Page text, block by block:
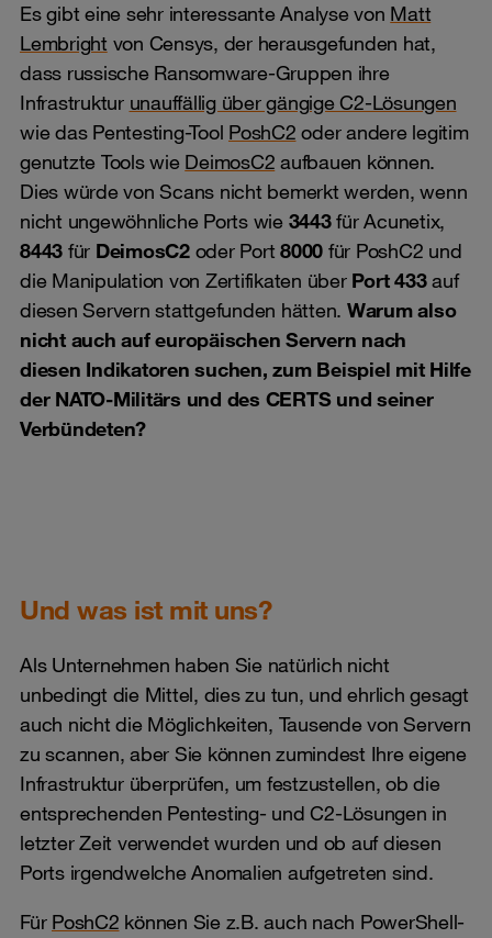
Es gibt eine sehr interessante Analyse von Matt
Lembright von Censys, der herausgefunden hat,
dass russische Ransomware-Gruppen ihre
Infrastruktur unauffällig über gängige C2-Lösungen
wie das Pentesting-Tool PoshC2 oder andere legitim
genutzte Tools wie DeimosC2 aufbauen können.
Dies würde von Scans nicht bemerkt werden, wenn
nicht ungewöhnliche Ports wie 3443für Acunetix,
8443 für DeimosC2oder Port 8000 für PoshC2 und
die Manipulation von Zertifikaten über Port 433auf
diesen Servern stattgefunden hätten. Warum also
nicht auch auf europäischen Servern nach
diesen Indikatoren suchen, zum Beispiel mit Hilfe
der NATO-Militärs und des CERTS und seiner
Verbündeten?
Und was ist mit uns?
Als Unternehmen haben Sie natürlich nicht
unbedingt die Mittel, dies zu tun, und ehrlich gesagt
auch nicht die Möglichkeiten, Tausende von Servern
zu scannen, aber Sie können zumindest Ihre eigene
Infrastruktur überprüfen, um festzustellen, ob die
entsprechenden Pentesting- und C2-Lösungen in
letzter Zeit verwendet wurden und ob auf diesen
Ports irgendwelche Anomalien aufgetreten sind.
Für PoshC2 können Sie z.B. auch nach PowerShell-